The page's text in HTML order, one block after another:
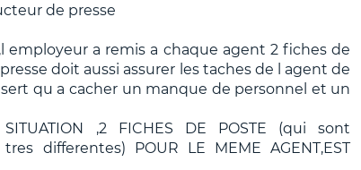
de presse
employeur a remis a chaque agent 2 fiches de
doit aussi assurer les taches de l agent de
qu a cacher un manque de personnel et un
,2 FICHES DE POSTE (qui sont
differentes) POUR LE MEME AGENT,EST